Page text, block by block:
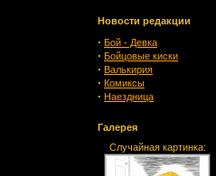
Новости редакции
· Бой - Девка
· Бойцовые киски
· Валькирия
· Комиксы
· Наездница
Галерея
Случайная картинка: